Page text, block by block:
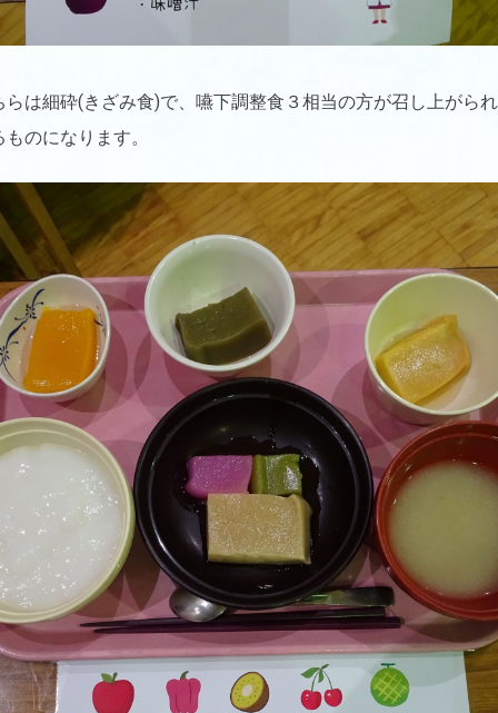
らは細砕(きざみ食)で、嚥下調整食３相当の方が召し上がら
ものになります。